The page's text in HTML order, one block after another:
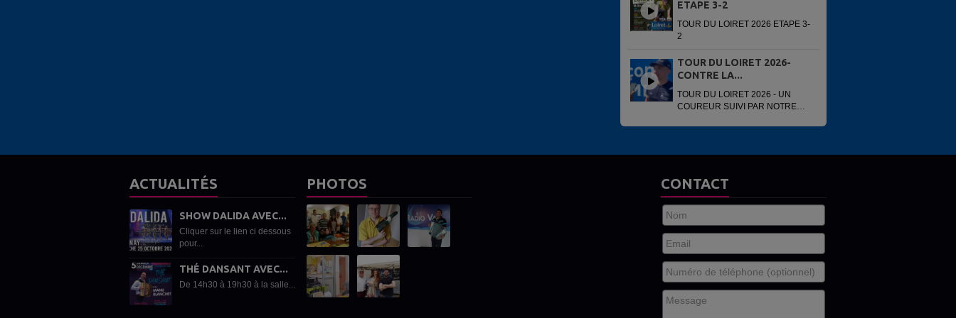
ETAPE 3-2
TOUR DU LOIRET 2026 ETAPE 3-
2
TOUR DU LOIRET 2026-
CONTRE LA...
TOUR DU LOIRET 2026 - UN
COUREUR SUIVI PAR NOTRE
ACTUALITÉS
SHOW DALIDA AVEC...
Cliquer sur le lien ci dessous
pour...
THÉ DANSANT AVEC...
De 14h30 à 19h30 à la salle...
PHOTOS CONTACT